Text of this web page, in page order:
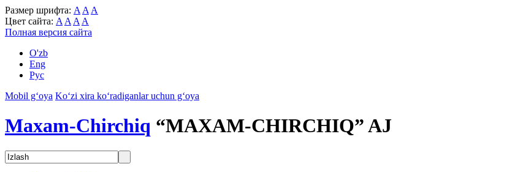
Размер шрифта: A A A
Цвет сайта: A A A A
Полная версия сайта
O'zb
Eng
Рус
Mobil g‘oya Ko‘zi xira ko‘radiganlar uchun g‘oya
Maxam-Chirchiq “MAXAM-CHIRCHIQ” AJ